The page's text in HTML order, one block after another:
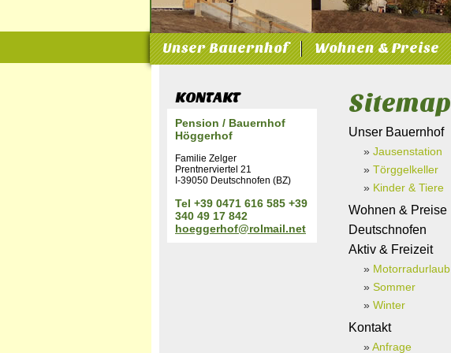
Unser Bauernhof Wohnen & Preise
Sitemap
Unser Bauernhof
» Jausenstation
» Törggelkeller
» Kinder & Tiere
Wohnen & Preise
Deutschnofen
Aktiv & Freizeit
» Motorradurlaub
» Sommer
» Winter
Kontakt
»Anfrage
KONTAKT
Pension / Bauernhof
Höggerhof
Familie Zelger
Prentnerviertel 21
I-39050 Deutschnofen (BZ)
Tel +39 0471 616 585 +39
340 49 17 842
hoeggerhof@rolmail.net